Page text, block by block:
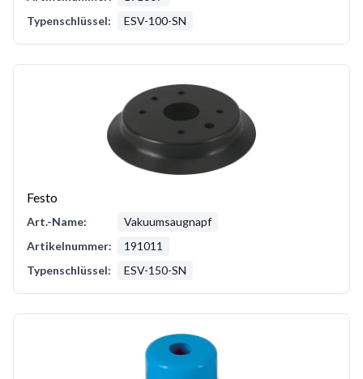
Typenschlüssel:
ESV-100-SN
Festo
Art.-Name:
Vakuumsaugnapf
Artikelnummer:
191011
Typenschlüssel:
ESV-150-SN